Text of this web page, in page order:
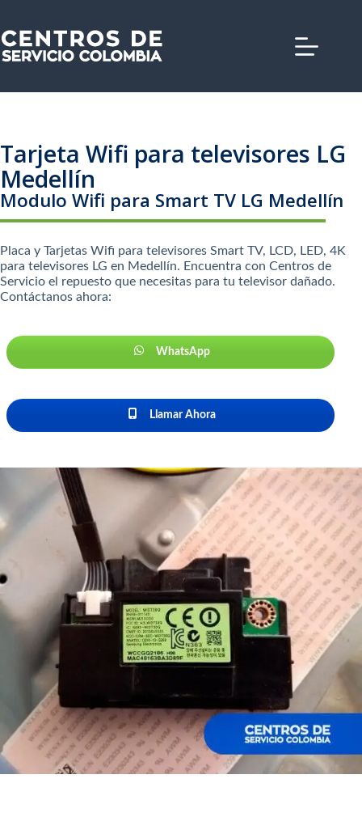
contenido
Tarjeta Wifi para televisores LG
Medellín
Modulo Wifi para Smart TV LG Medellín
Placa y Tarjetas Wifi para televisores Smart TV, LCD, LED, 4K
para televisores LG en Medellín. Encuentra con Centros de
Servicio el repuesto que necesitas para tu televisor dañado.
Contáctanos ahora:
WhatsApp
Llamar Ahora